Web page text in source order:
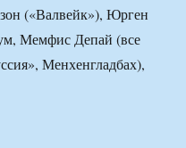
(«Валвейк»), Юрген
Мемфис Депай (все
Менхенгладбах),